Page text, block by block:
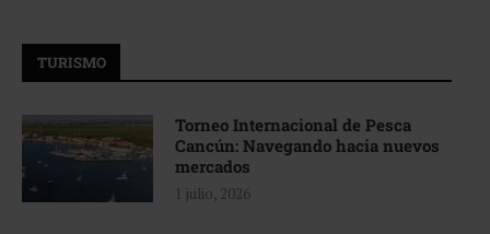
TURISMO
Torneo Internacional de Pesca
Cancún: Navegando hacia nuevos
mercados
1 julio, 2026